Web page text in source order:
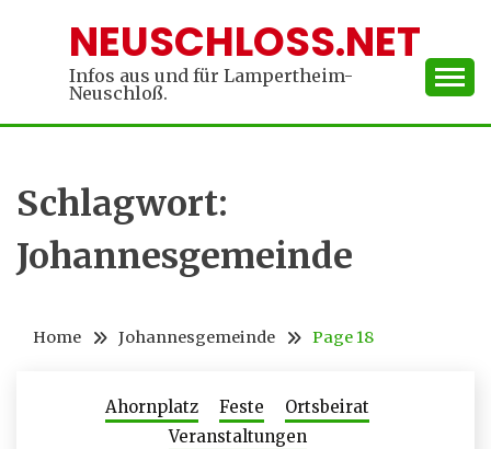
NEUSCHLOSS.NET
Infos aus und für Lampertheim-
Neuschloß.
Schlagwort:
Johannesgemeinde
Home Johannesgemeinde Page 18
Ahornplatz Feste
Ortsbeirat
Veranstaltungen